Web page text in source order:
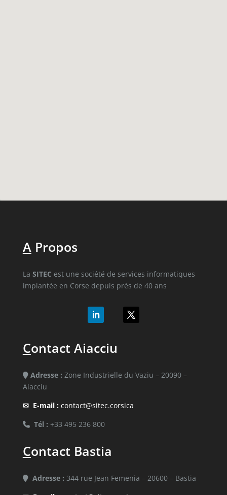
A Propos
La SITEC est une société de services informatiques
implantée en Corse depuis près de 40 ans
Contact Aiacciu
Adresse : Zone Industrielle du Vaziu – 20090 –
Aiacciu
✉ E-mail :contact@sitec.corsica
Tél : +33 495 236 800
Contact Bastia
Adresse : 344 rue Jean Femenia – 20600 – Bastia